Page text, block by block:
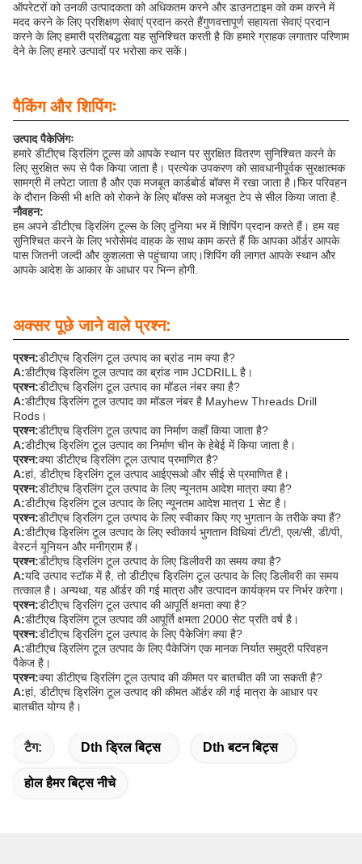
ऑपरेटरों को उनकी उत्पादकता को अधिकतम करने और डाउनटाइम को कम करने में
मदद करने के लिए प्रशिक्षण सेवाएं प्रदान करते हैंगुणवत्तापूर्ण सहायता सेवाएं प्रदान
करने के लिए हमारी प्रतिबद्धता यह सुनिश्चित करती है कि हमारे ग्राहक लगातार परिणाम
देने के लिए हमारे उत्पादों पर भरोसा कर सकें।
पैकिंग और शिपिंगः
उत्पाद पैकेजिंगः
हमारे डीटीएच ड्रिलिंग टूल्स को आपके स्थान पर सुरक्षित वितरण सुनिश्चित करने के
लिए सुरक्षित रूप से पैक किया जाता है। प्रत्येक उपकरण को सावधानीपूर्वक सुरक्षात्मक
सामग्री में लपेटा जाता है और एक मजबूत कार्डबोर्ड बॉक्स में रखा जाता है।फिर परिवहन
के दौरान किसी भी क्षति को रोकने के लिए बॉक्स को मजबूत टेप से सील किया जाता है.
नौवहन:
हम अपने डीटीएच ड्रिलिंग टूल्स के लिए दुनिया भर में शिपिंग प्रदान करते हैं। हम यह
सुनिश्चित करने के लिए भरोसेमंद वाहक के साथ काम करते हैं कि आपका ऑर्डर आपके
पास जितनी जल्दी और कुशलता से पहुंचाया जाए।शिपिंग की लागत आपके स्थान और
आपके आदेश के आकार के आधार पर भिन्न होगी.
अक्सर पूछे जाने वाले प्रश्न:
प्रश्न:डीटीएच ड्रिलिंग टूल उत्पाद का ब्रांड नाम क्या है?
A:डीटीएच ड्रिलिंग टूल उत्पाद का ब्रांड नाम JCDRILL है।
प्रश्न:डीटीएच ड्रिलिंग टूल उत्पाद का मॉडल नंबर क्या है?
A:डीटीएच ड्रिलिंग टूल उत्पाद का मॉडल नंबर है Mayhew Threads Drill
Rods।
प्रश्न:डीटीएच ड्रिलिंग टूल उत्पाद का निर्माण कहाँ किया जाता है?
A:डीटीएच ड्रिलिंग टूल उत्पाद का निर्माण चीन के हेबेई में किया जाता है।
प्रश्न:क्या डीटीएच ड्रिलिंग टूल उत्पाद प्रमाणित है?
A:हां, डीटीएच ड्रिलिंग टूल उत्पाद आईएसओ और सीई से प्रमाणित है।
प्रश्न:डीटीएच ड्रिलिंग टूल उत्पाद के लिए न्यूनतम आदेश मात्रा क्या है?
A:डीटीएच ड्रिलिंग टूल उत्पाद के लिए न्यूनतम आदेश मात्रा 1 सेट है।
प्रश्न:डीटीएच ड्रिलिंग टूल उत्पाद के लिए स्वीकार किए गए भुगतान के तरीके क्या हैं?
A:डीटीएच ड्रिलिंग टूल उत्पाद के लिए स्वीकार्य भुगतान विधियां टी/टी, एल/सी, डी/पी,
वेस्टर्न यूनियन और मनीग्राम हैं।
प्रश्न:डीटीएच ड्रिलिंग टूल उत्पाद के लिए डिलीवरी का समय क्या है?
A:यदि उत्पाद स्टॉक में है, तो डीटीएच ड्रिलिंग टूल उत्पाद के लिए डिलीवरी का समय
तत्काल है। अन्यथा, यह ऑर्डर की गई मात्रा और उत्पादन कार्यक्रम पर निर्भर करेगा।
प्रश्न:डीटीएच ड्रिलिंग टूल उत्पाद की आपूर्ति क्षमता क्या है?
A:डीटीएच ड्रिलिंग टूल उत्पाद की आपूर्ति क्षमता 2000 सेट प्रति वर्ष है।
प्रश्न:डीटीएच ड्रिलिंग टूल उत्पाद के लिए पैकेजिंग क्या है?
A:डीटीएच ड्रिलिंग टूल उत्पाद के लिए पैकेजिंग एक मानक निर्यात समुद्री परिवहन
पैकेज है।
प्रश्न:क्या डीटीएच ड्रिलिंग टूल उत्पाद की कीमत पर बातचीत की जा सकती है?
A:हां, डीटीएच ड्रिलिंग टूल उत्पाद की कीमत ऑर्डर की गई मात्रा के आधार पर
बातचीत योग्य है।
टैग: Dth ड्रिल बिट्स Dth बटन बिट्स
होल हैमर बिट्स नीचे